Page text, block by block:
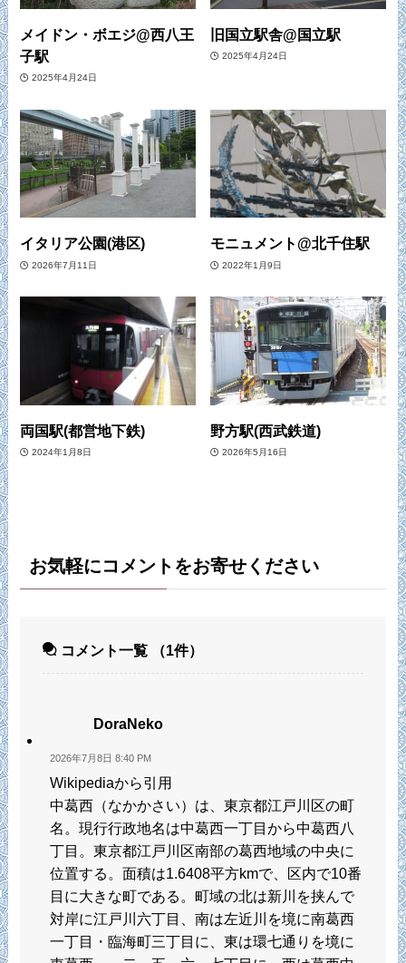
メイドン・ボエジ@西八王
子駅
2025年4月24日
旧国立駅舎@国立駅
2025年4月24日
イタリア公園(港区)
2026年7月11日
モニュメント@北千住駅
2022年1月9日
両国駅(都営地下鉄)
2024年1月8日
野方駅(西武鉄道)
2026年5月16日
お気軽にコメントをお寄せください
コメント一覧 （1件）
DoraNeko
2026年7月8日 8:40 PM
Wikipediaから引用
中葛西（なかかさい）は、東京都江戸川区の町
名。現行行政地名は中葛西一丁目から中葛西八
丁目。東京都江戸川区南部の葛西地域の中央に
位置する。面積は1.6408平方kmで、区内で10番
目に大きな町である。町域の北は新川を挟んで
対岸に江戸川六丁目、南は左近川を境に南葛西
一丁目・臨海町三丁目に、東は環七通りを境に